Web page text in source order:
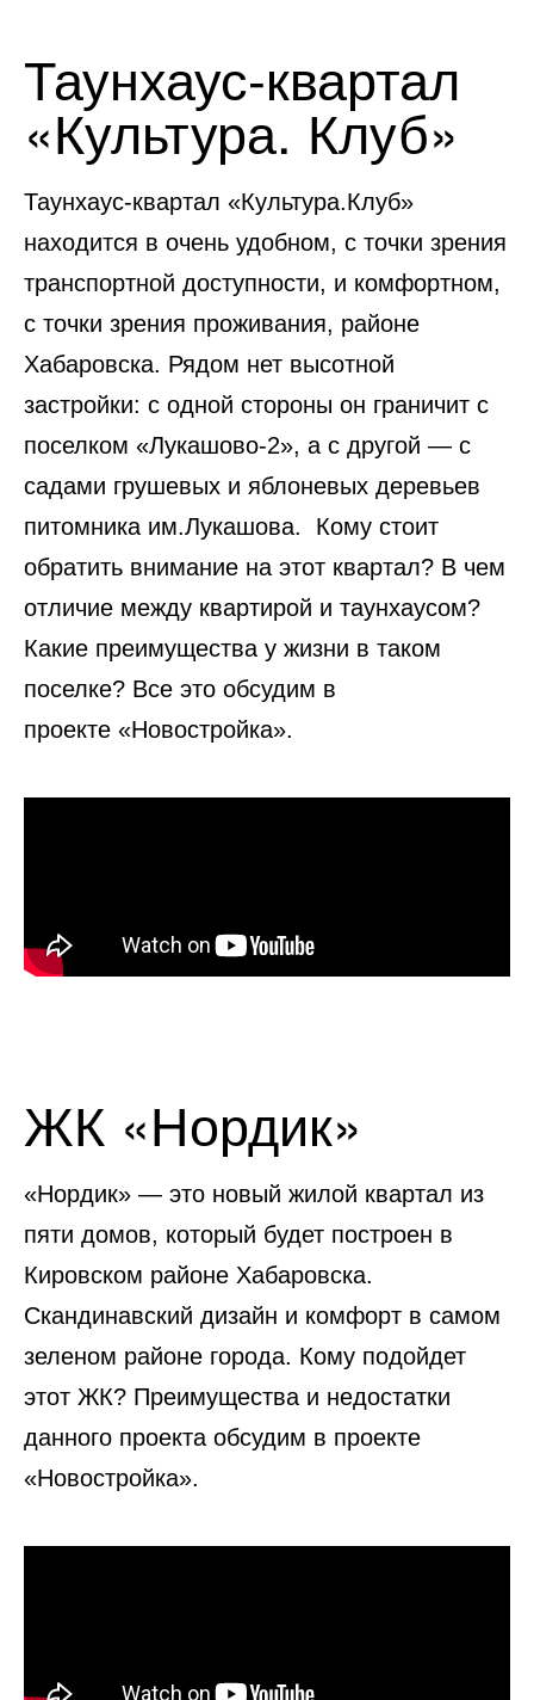
Таунхаус-квартал
«Культура. Клуб»
Таунхаус-квартал «Культура.Клуб»
находится в очень удобном, с точки зрения
транспортной доступности, и комфортном,
с точки зрения проживания, районе
Хабаровска. Рядом нет высотной
застройки: с одной стороны он граничит с
поселком «Лукашово-2», а с другой — с
садами грушевых и яблоневых деревьев
питомника им.Лукашова. Кому стоит
обратить внимание на этот квартал? В чем
отличие между квартирой и таунхаусом?
Какие преимущества у жизни в таком
поселке? Все это обсудим в
проекте «Новостройка».
ЖК «Нордик»
«Нордик» — это новый жилой квартал из
пяти домов, который будет построен в
Кировском районе Хабаровска.
Скандинавский дизайн и комфорт в самом
зеленом районе города. Кому подойдет
этот ЖК? Преимущества и недостатки
данного проекта обсудим в проекте
«Новостройка».